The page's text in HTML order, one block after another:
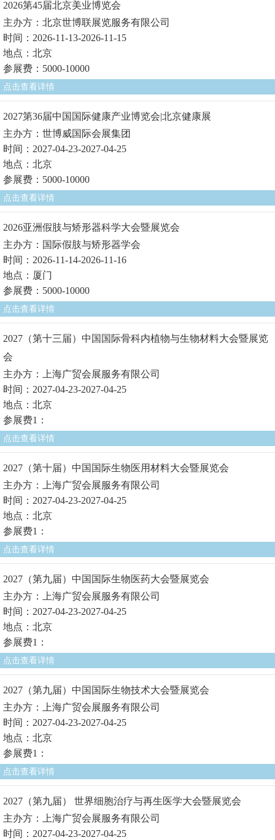
2026第45届北京美业博览会
主办方：北京世博联展览服务有限公司
时间：2026-11-13-2026-11-15
地点：北京
参展费：5000-10000
点击查看详情
2027第36届中国国际健康产业博览会|北京健康展
主办方：世博威国际会展集团
时间：2027-04-23-2027-04-25
地点：北京
参展费：5000-10000
点击查看详情
2026亚洲假肢与矫形器科学大会暨展览会
主办方：国际假肢与矫形器学会
时间：2026-11-14-2026-11-16
地点：厦门
参展费：5000-10000
点击查看详情
2027（第十三届）中国国际骨科内植物与生物材料大会暨展览
会
主办方：上海广贸会展服务有限公司
时间：2027-04-23-2027-04-25
地点：北京
参展费1：
点击查看详情
2027（第十届）中国国际生物医用材料大会暨展览会
主办方：上海广贸会展服务有限公司
时间：2027-04-23-2027-04-25
地点：北京
参展费1：
点击查看详情
2027（第九届）中国国际生物医药大会暨展览会
主办方：上海广贸会展服务有限公司
时间：2027-04-23-2027-04-25
地点：北京
参展费1：
点击查看详情
2027（第九届）中国国际生物技术大会暨展览会
主办方：上海广贸会展服务有限公司
时间：2027-04-23-2027-04-25
地点：北京
参展费1：
点击查看详情
2027（第九届） 世界细胞治疗与再生医学大会暨展览会
主办方：上海广贸会展服务有限公司
时间：2027-04-23-2027-04-25